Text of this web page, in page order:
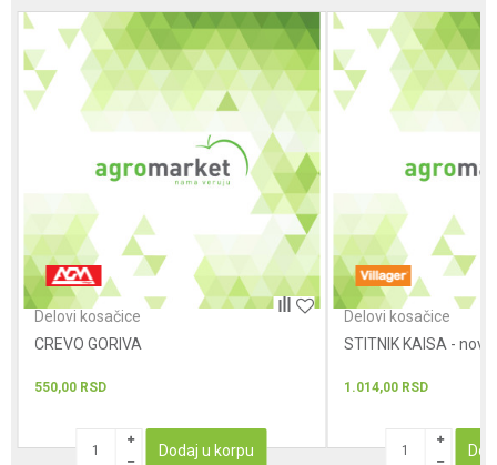
Poruka
POŠALJI
Delovi kosačice
CREVO GORIVA
550,00 RSD
Dodaj u korpu
Delovi kosačice
STITNIK KAISA - novi
1.014,00 RSD